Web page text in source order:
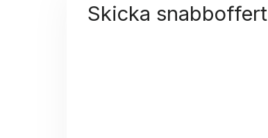
Skicka snabboffert